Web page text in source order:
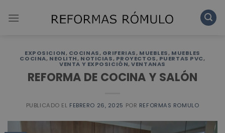
EXPOSICION, COCINAS, GRIFERIAS, MUEBLES, MUEBLES
COCINA, NEOLITH, NOTICIAS, PROYECTOS, PUERTAS PVC,
VENTA Y EXPOSICIÓN,VENTANAS
REFORMA DE COCINA Y SALÓN
PUBLICADO EL FEBRERO 26, 2025 POR REFORMAS ROMULO